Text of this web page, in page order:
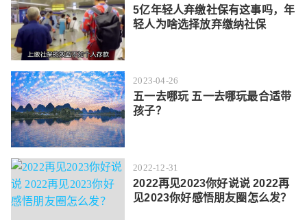
5亿年轻人弃缴社保有这事吗，年
轻人为啥选择放弃缴纳社保
2023-04-26
五一去哪玩 五一去哪玩最合适带
孩子？
2022-12-31
2022再见2023你好说说 2022再
见2023你好感悟朋友圈怎么发？